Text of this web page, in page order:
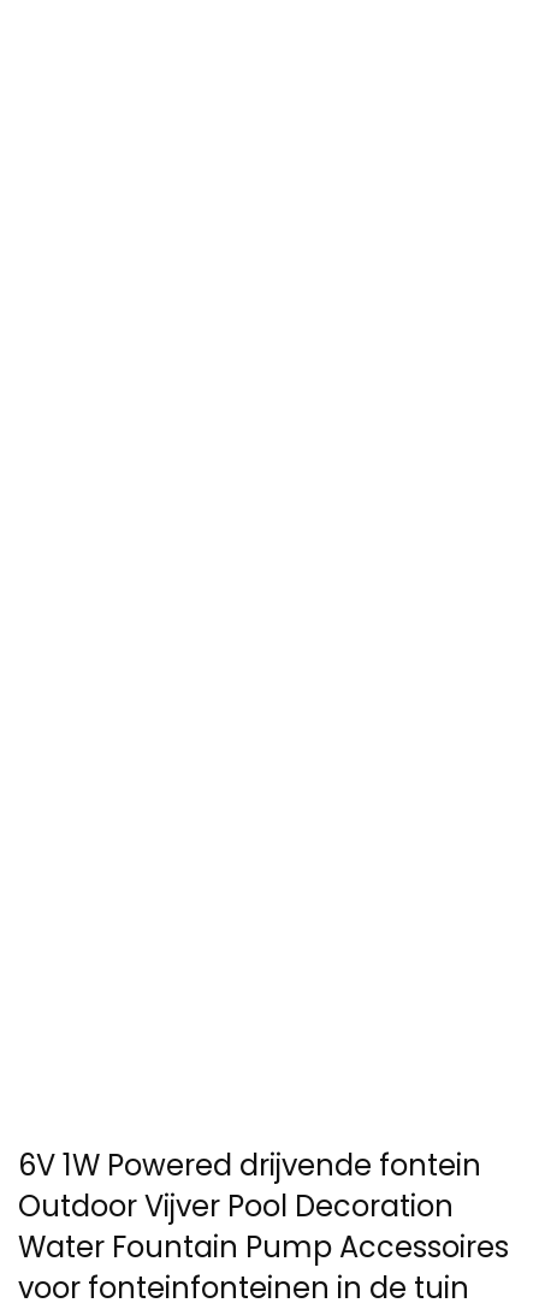
6V 1W Powered drijvende fontein
Outdoor Vijver Pool Decoration
Water Fountain Pump Accessoires
voor fonteinfonteinen in de tuin